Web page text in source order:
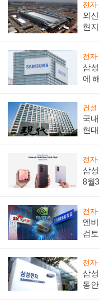
전자
외
현
전자
삼
에
건설
국
현
전자
삼
8월
전자
엔
검
전자
삼
동